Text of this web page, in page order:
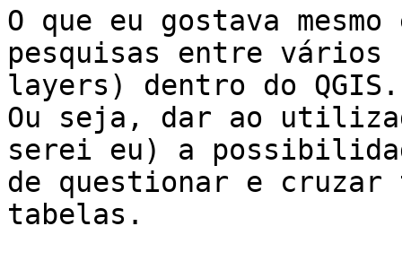
O que eu gostava
pesquisas entre vários
layers) dentro do QGIS.
Ou seja, dar ao
serei eu) a
de questionar e cruzar
tabelas.